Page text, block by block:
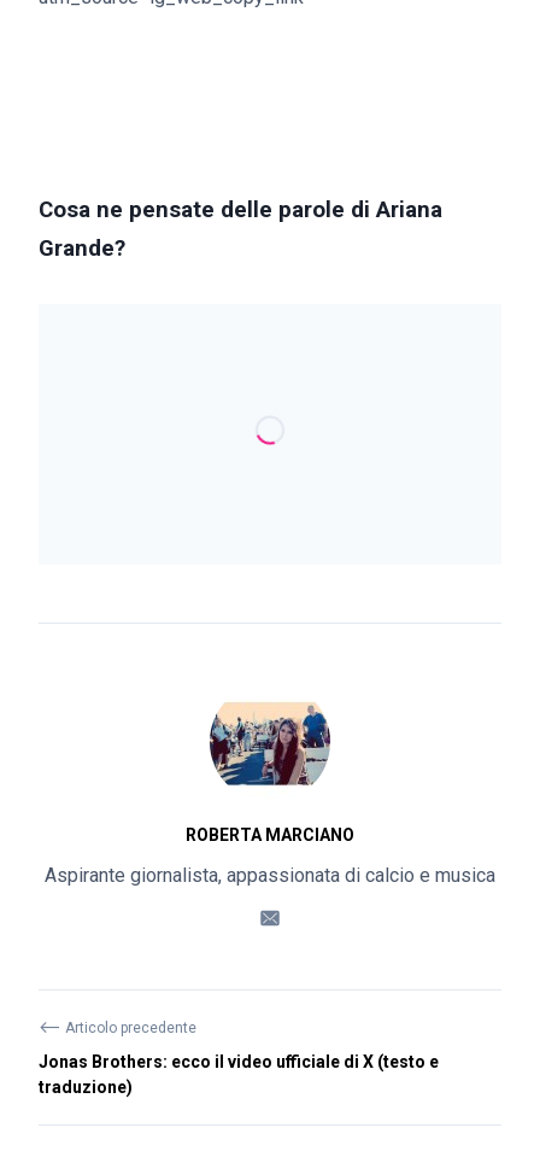
Cosa ne pensate delle parole di Ariana
Grande?
ROBERTA MARCIANO
Aspirante giornalista, appassionata di calcio e musica
⟵ Articolo precedente
Jonas Brothers: ecco il video ufficiale di X (testo e
traduzione)